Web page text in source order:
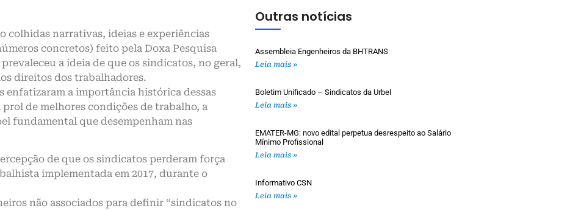
colhidas narrativas, ideias e experiências
concretos) feito pela Doxa Pesquisa
a ideia de que os sindicatos, no geral,
direitos dos trabalhadores.
a importância histórica dessas
de melhores condições de trabalho, a
fundamental que desempenham nas
de que os sindicatos perderam força
implementada em 2017, durante o
não associados para definir “sindicatos no
Outras notícias
Assembleia Engenheiros da BHTRANS
Leia mais »
Boletim Unificado – Sindicatos da Urbel
Leia mais »
EMATER-MG: novo edital perpetua desrespeito ao Salário
Mínimo Profissional
Leia mais »
Informativo CSN
Leia mais »